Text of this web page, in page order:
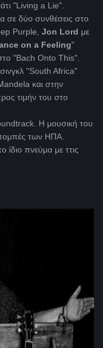
"Living a Lie".
σε δύο συνθέσεις στο
Purple, Jon Lord με
on a Feeling"
"Bach Onto This".
"South Africa"
και στην
τιμήν του στο
Η μουσική του
των ΗΠΑ.
πνεύμα με ττις